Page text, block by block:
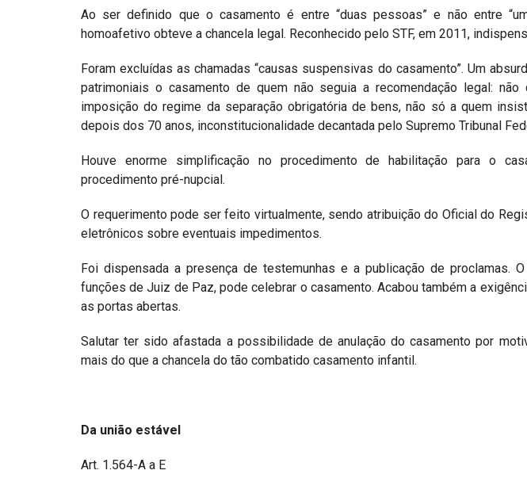
Ao ser definido que o casamento é entre “duas pessoas” e não entre
homoafetivo obteve a chancela legal. Reconhecido pelo STF, em 2011,
Foram excluídas as chamadas “causas suspensivas do casamento”. Um
patrimoniais o casamento de quem não seguia a recomendação legal:
imposição do regime da separação obrigatória de bens, não só a quem
depois dos 70 anos, inconstitucionalidade decantada pelo Supremo Tribunal
Houve enorme simplificação no procedimento de habilitação para o
procedimento pré-nupcial.
O requerimento pode ser feito virtualmente, sendo atribuição do Oficial do
eletrônicos sobre eventuais impedimentos.
Foi dispensada a presença de testemunhas e a publicação de proclamas.
funções de Juiz de Paz, pode celebrar o casamento. Acabou também a
as portas abertas.
Salutar ter sido afastada a possibilidade de anulação do casamento por
mais do que a chancela do tão combatido casamento infantil.
Da união estável
Art. 1.564-A a E